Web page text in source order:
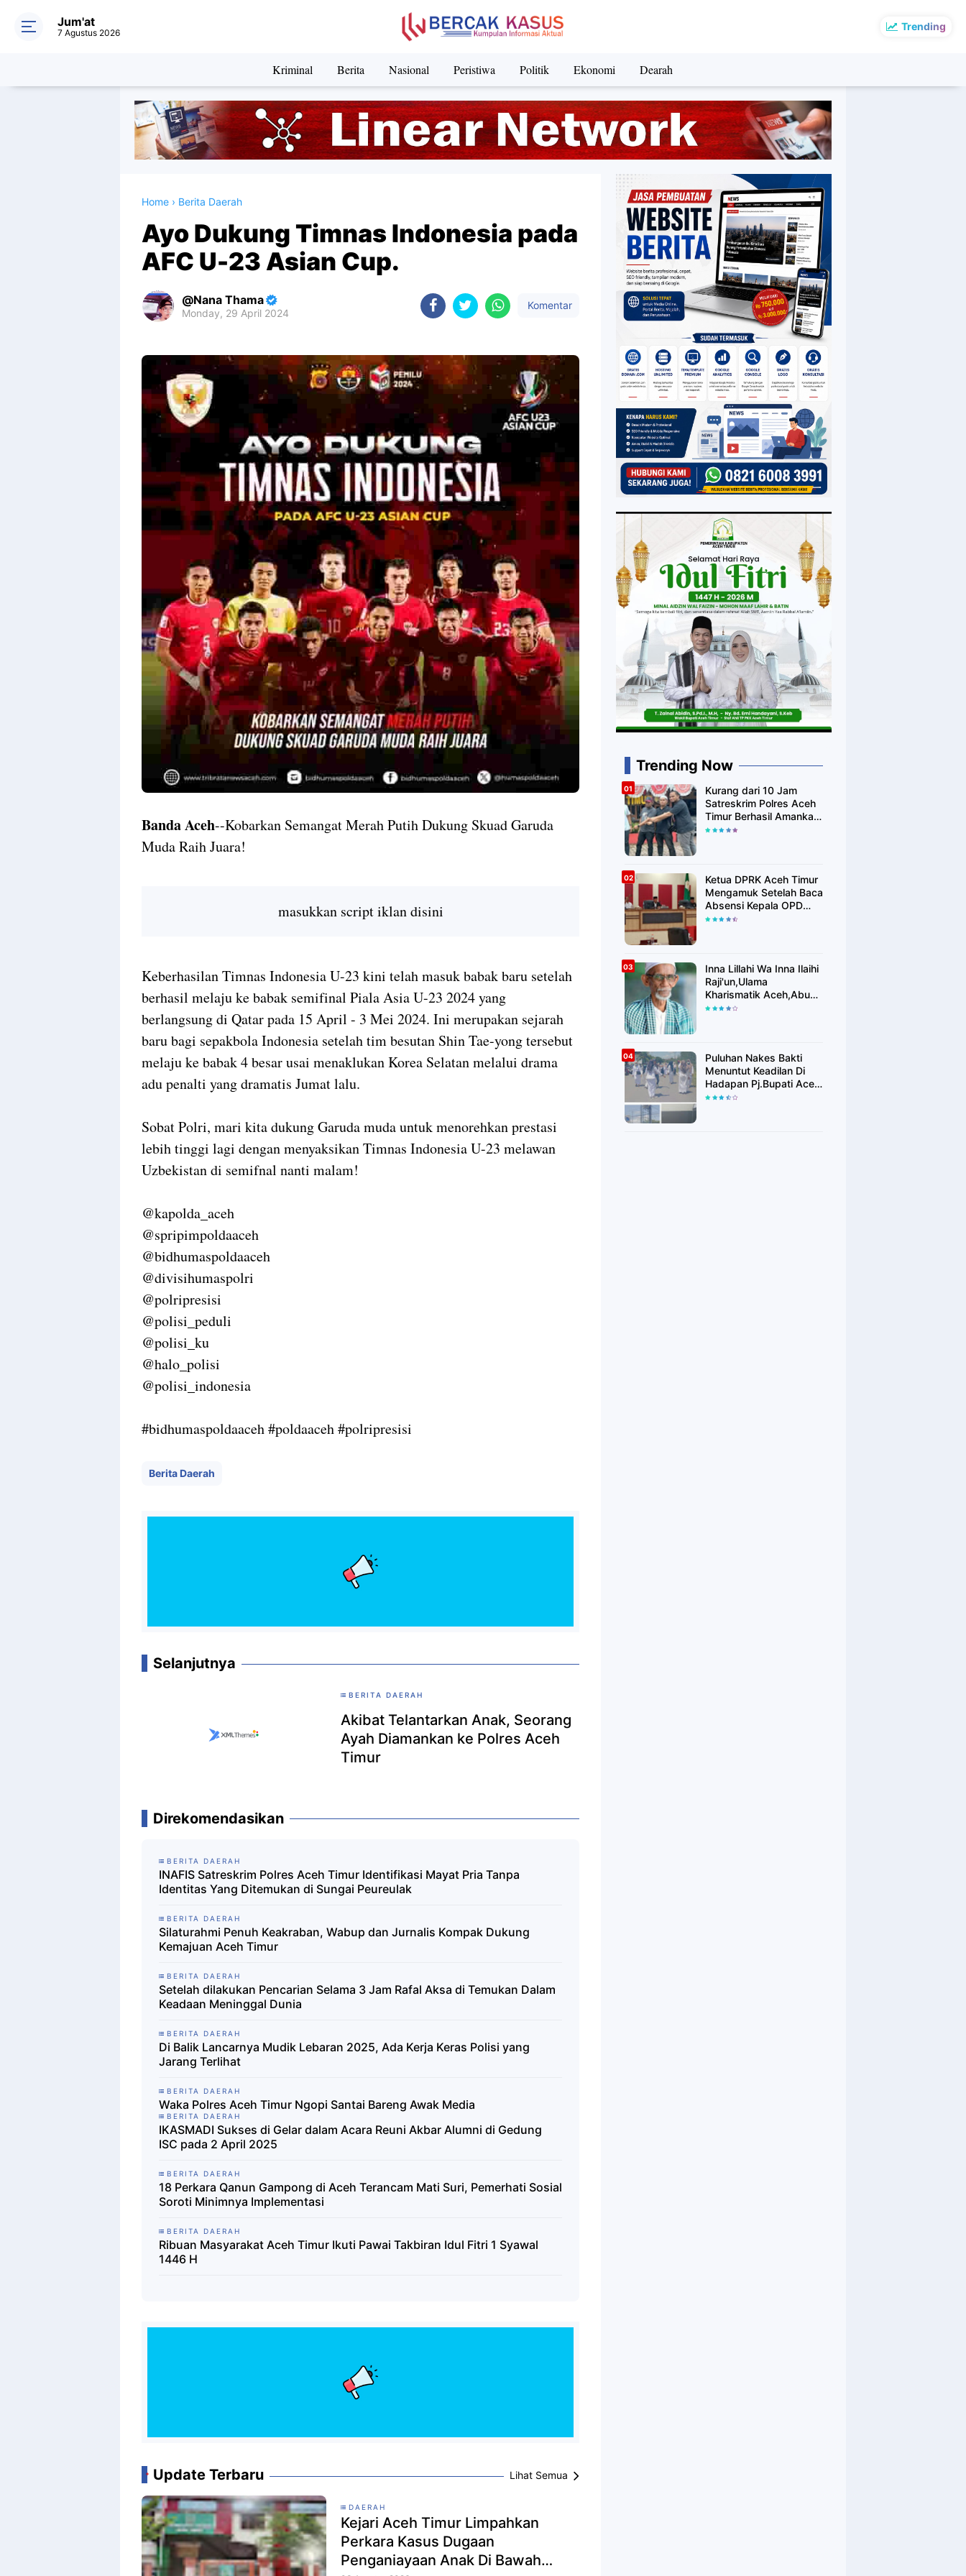
Trending
Jum'at
7 Agustus 2026
Kriminal Berita Nasional Peristiwa Politik Ekonomi Dearah
Home › Berita Daerah
Ayo Dukung Timnas Indonesia pada
AFC U-23 Asian Cup.
Nana Thama
Monday, 29 April 2024
Komentar
Banda Aceh--Kobarkan Semangat Merah Putih Dukung Skuad Garuda
Muda Raih Juara!
masukkan script iklan disini
Keberhasilan Timnas Indonesia U-23 kini telah masuk babak baru setelah
berhasil melaju ke babak semifinal Piala Asia U-23 2024 yang
berlangsung di Qatar pada 15 April - 3 Mei 2024. Ini merupakan sejarah
baru bagi sepakbola Indonesia setelah tim besutan Shin Tae-yong tersebut
melaju ke babak 4 besar usai menaklukan Korea Selatan melalui drama
adu penalti yang dramatis Jumat lalu.
Sobat Polri, mari kita dukung Garuda muda untuk menorehkan prestasi
lebih tinggi lagi dengan menyaksikan Timnas Indonesia U-23 melawan
Uzbekistan di semifnal nanti malam!
@kapolda_aceh
@spripimpoldaaceh
@bidhumaspoldaaceh
@divisihumaspolri
@polripresisi
@polisi_peduli
@polisi_ku
@halo_polisi
@polisi_indonesia
#bidhumaspoldaaceh #poldaaceh #polripresisi
Berita Daerah
Selanjutnya
BERITA DAERAH
Akibat Telantarkan Anak, Seorang
Ayah Diamankan ke Polres Aceh
Timur
Direkomendasikan
BERITA DAERAH
INAFIS Satreskrim Polres Aceh Timur Identifikasi Mayat Pria Tanpa
Identitas Yang Ditemukan di Sungai Peureulak
BERITA DAERAH
Silaturahmi Penuh Keakraban, Wabup dan Jurnalis Kompak Dukung
Kemajuan Aceh Timur
BERITA DAERAH
Setelah dilakukan Pencarian Selama 3 Jam Rafal Aksa di Temukan Dalam
Keadaan Meninggal Dunia
BERITA DAERAH
Di Balik Lancarnya Mudik Lebaran 2025, Ada Kerja Keras Polisi yang
Jarang Terlihat
BERITA DAERAH
Waka Polres Aceh Timur Ngopi Santai Bareng Awak Media
BERITA DAERAH
IKASMADI Sukses di Gelar dalam Acara Reuni Akbar Alumni di Gedung
ISC pada 2 April 2025
BERITA DAERAH
18 Perkara Qanun Gampong di Aceh Terancam Mati Suri, Pemerhati Sosial
Soroti Minimnya Implementasi
BERITA DAERAH
Ribuan Masyarakat Aceh Timur Ikuti Pawai Takbiran Idul Fitri 1 Syawal
1446 H
Update Terbaru Lihat Semua
DAERAH
Kejari Aceh Timur Limpahkan
Perkara Kasus Dugaan
Penganiayaan Anak Di Bawah
Trending Now
Kurang dari 10 Jam
Satreskrim Polres Aceh
Timur Berhasil Amankan
Diduga Pelaku
Ketua DPRK Aceh Timur
Mengamuk Setelah Baca
Absensi Kepala OPD
Banyak Yang Tidak
Inna Lillahi Wa Inna Ilaihi
Raji'un,Ulama
Kharismatik Aceh,Abu
Tu Min Blang Bladeh
Puluhan Nakes Bakti
Menuntut Keadilan Di
Hadapan Pj.Bupati Aceh
Timur